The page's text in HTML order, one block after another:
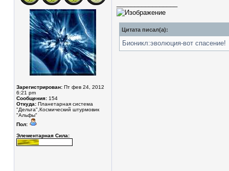
Зарегистрирован: Пт фев 24, 2012
6:21 pm
Сообщения: 154
Откуда: Планетарная система
"Дельта",Космический штурмовик
"Альфы"
Пол:
Элементарная Сила:
Цитата писал(а):
Бионикл:эволюция-вот спасение!